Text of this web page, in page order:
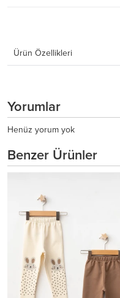
Ürün Özellikleri
Yorumlar
Henüz yorum yok
Benzer Ürünler
ÇAĞLA YEŞİLİ